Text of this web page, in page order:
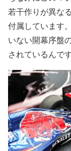
若干作りが異な
付属しています
いない開幕序盤
されているんです